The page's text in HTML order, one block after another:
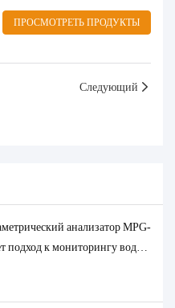
ПРОСМОТРЕТЬ ПРОДУКТЫ
Следующий
анализатор MPG-
подход к мониторингу воды